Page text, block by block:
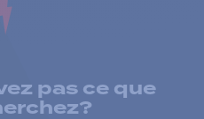
pas ce que